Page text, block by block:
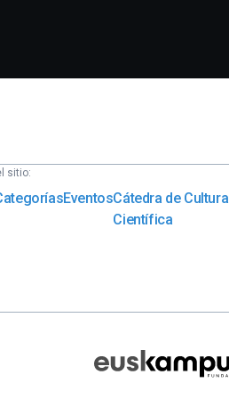
sitio:
EventosCátedra de Cultura
Científica
Fundazioa